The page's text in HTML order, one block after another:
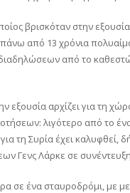
βρισκόταν στην
από 13 χρόνια
από το
αρχίζει για τη
λιγότερο από το
τη Συρία έχει
Γενς Λάρκε σε
σε ένα σταυροδρόμι, με